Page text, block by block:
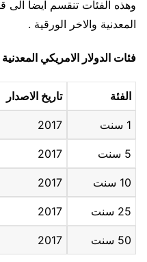
وهذه الفئات تنقسم ايضا الى
المعدنية والاخر الورقية .
فئات الدولار الامريكي المعدنية
الفئة تاريخ الاصدار
1 سنت 2017
5 سنت 2017
10 سنت 2017
25 سنت 2017
50 سنت 2017